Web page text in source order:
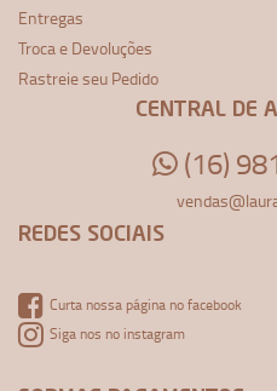
Entregas
Troca e Devoluções
Rastreie seu Pedido
CENTRAL DE
(16)
REDES SOCIAIS
Curta nossa página no facebook
Siga nos no instagram